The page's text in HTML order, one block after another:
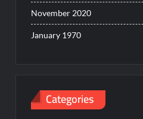
November 2020
January 1970
Categories